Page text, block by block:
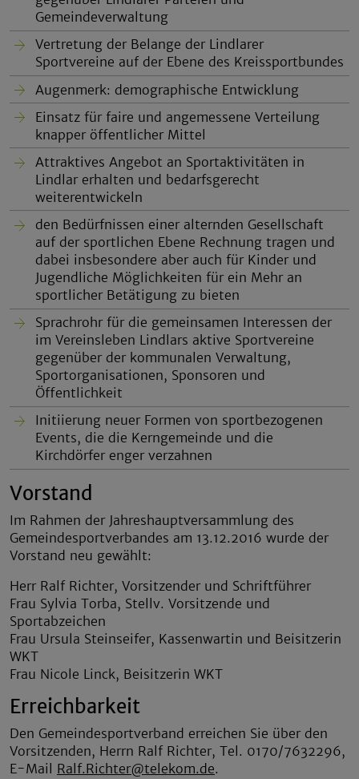
Gemeindeverwaltung
Vertretung der Belange der Lindlarer
Sportvereine auf der Ebene des Kreissportbundes
Augenmerk: demographische Entwicklung
Einsatz für faire und angemessene Verteilung
knapper öffentlicher Mittel
Attraktives Angebot an Sportaktivitäten in
Lindlar erhalten und bedarfsgerecht
weiterentwickeln
den Bedürfnissen einer alternden Gesellschaft
auf der sportlichen Ebene Rechnung tragen und
dabei insbesondere aber auch für Kinder und
Jugendliche Möglichkeiten für ein Mehr an
sportlicher Betätigung zu bieten
Sprachrohr für die gemeinsamen Interessen der
im Vereinsleben Lindlars aktive Sportvereine
gegenüber der kommunalen Verwaltung,
Sportorganisationen, Sponsoren und
Öffentlichkeit
Initiierung neuer Formen von sportbezogenen
Events, die die Kerngemeinde und die
Kirchdörfer enger verzahnen
Vorstand
Im Rahmen der Jahreshauptversammlung des
Gemeindesportverbandes am 13.12.2016 wurde der
Vorstand neu gewählt:
Herr Ralf Richter, Vorsitzender und Schriftführer
Frau Sylvia Torba, Stellv. Vorsitzende und
Sportabzeichen
Frau Ursula Steinseifer, Kassenwartin und Beisitzerin
WKT
Frau Nicole Linck, Beisitzerin WKT
Erreichbarkeit
Den Gemeindesportverband erreichen Sie über den
Vorsitzenden, Herrn Ralf Richter, Tel. 0170/7632296,
E-Mail Ralf.Richter@telekom.de.